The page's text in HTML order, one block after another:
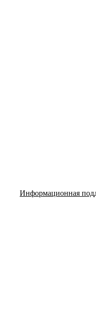
Информационная